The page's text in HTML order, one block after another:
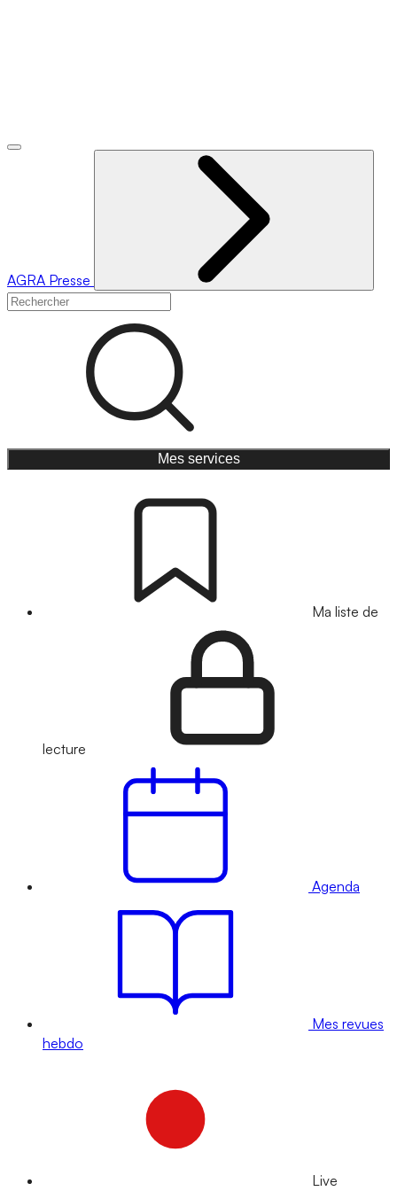
AGRA Presse
Mes services
Ma liste de
lecture
Agenda
Mes revues
hebdo
Live